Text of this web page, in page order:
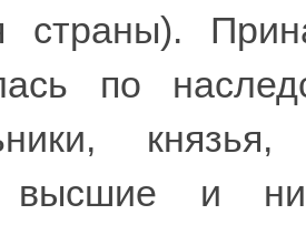
страны).
по
высшие и